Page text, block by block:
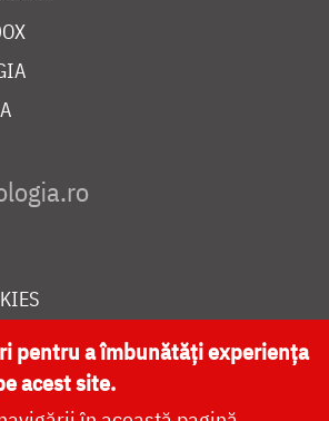
CATEDRALA NAȚIONALĂ
pentru a îmbunătăți experiența
acest site.